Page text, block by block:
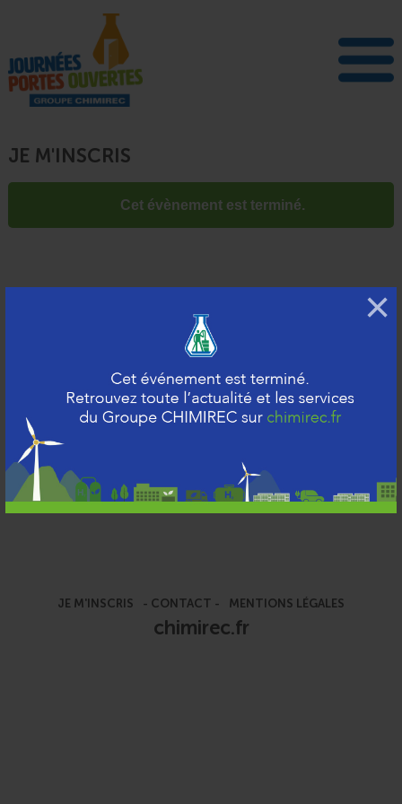
×
JE M'INSCRIS
Cet évènement est terminé.
JE M'INSCRIS CONTACT MENTIONS LÉGALES
chimirec.fr